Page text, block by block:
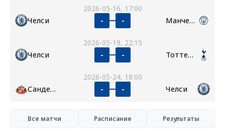
2026-05-16, 17:00
Челси - - Манчестер Сити
2026-05-19, 22:15
Челси - - Тоттенхэм
2026-05-24, 18:00
Сандерленд - - Челси
Все матчи Расписание Результаты